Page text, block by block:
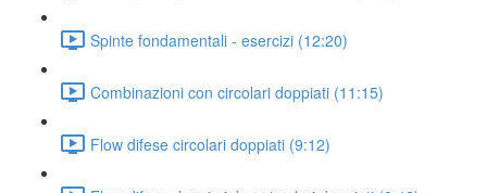
Spinte fondamentali - esercizi (12:20)
Combinazioni con circolari doppiati (11:15)
Flow difese circolari doppiati (9:12)